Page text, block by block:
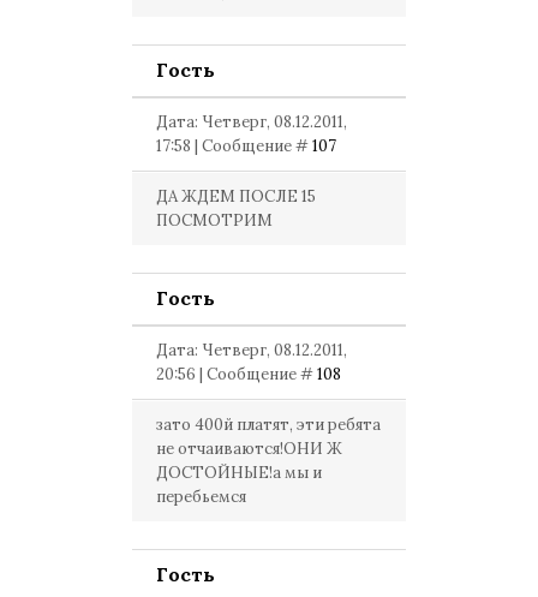
Гость
Дата: Четверг, 08.12.2011,
17:58 | Сообщение #107
ДА ЖДЕМ ПОСЛЕ 15
ПОСМОТРИМ
Гость
Дата: Четверг, 08.12.2011,
20:56 | Сообщение #108
зато 400й платят, эти ребята
не отчаиваются!ОНИ Ж
ДОСТОЙНЫЕ!а мы и
перебьемся
Гость